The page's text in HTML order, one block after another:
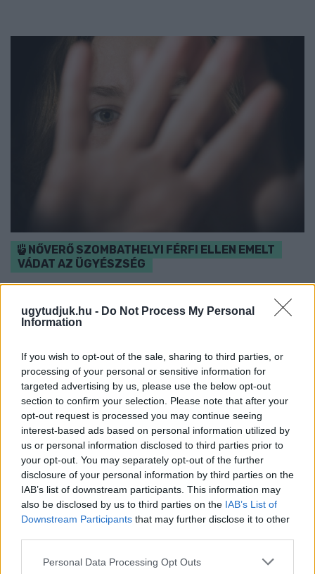
ugytudjuk.hu - Do Not Process My Personal
Information
If you wish to opt-out of the sale, sharing to third parties, or
processing of your personal or sensitive information for
targeted advertising by us, please use the below opt-out
section to confirm your selection. Please note that after your
opt-out request is processed you may continue seeing
interest-based ads based on personal information utilized by
us or personal information disclosed to third parties prior to
your opt-out. You may separately opt-out of the further
disclosure of your personal information by third parties on the
IAB’s list of downstream participants. This information may
also be disclosed by us to third parties on the IAB’s List of
Downstream Participants that may further disclose it to other
Please note that this website/app uses one or more Google
Personal Data Processing Opt Outs
NŐVERŐ SZOMBATHELYI FÉRFI ELLEN EMELT
VÁDAT AZ ÜGYÉSZSÉG
A férfi a nyílt utcán kezdte verni áldozatát.
Szólj hozzá!
A RÓMAIAKTÓL AZ AGYAGKATONÁKIG –